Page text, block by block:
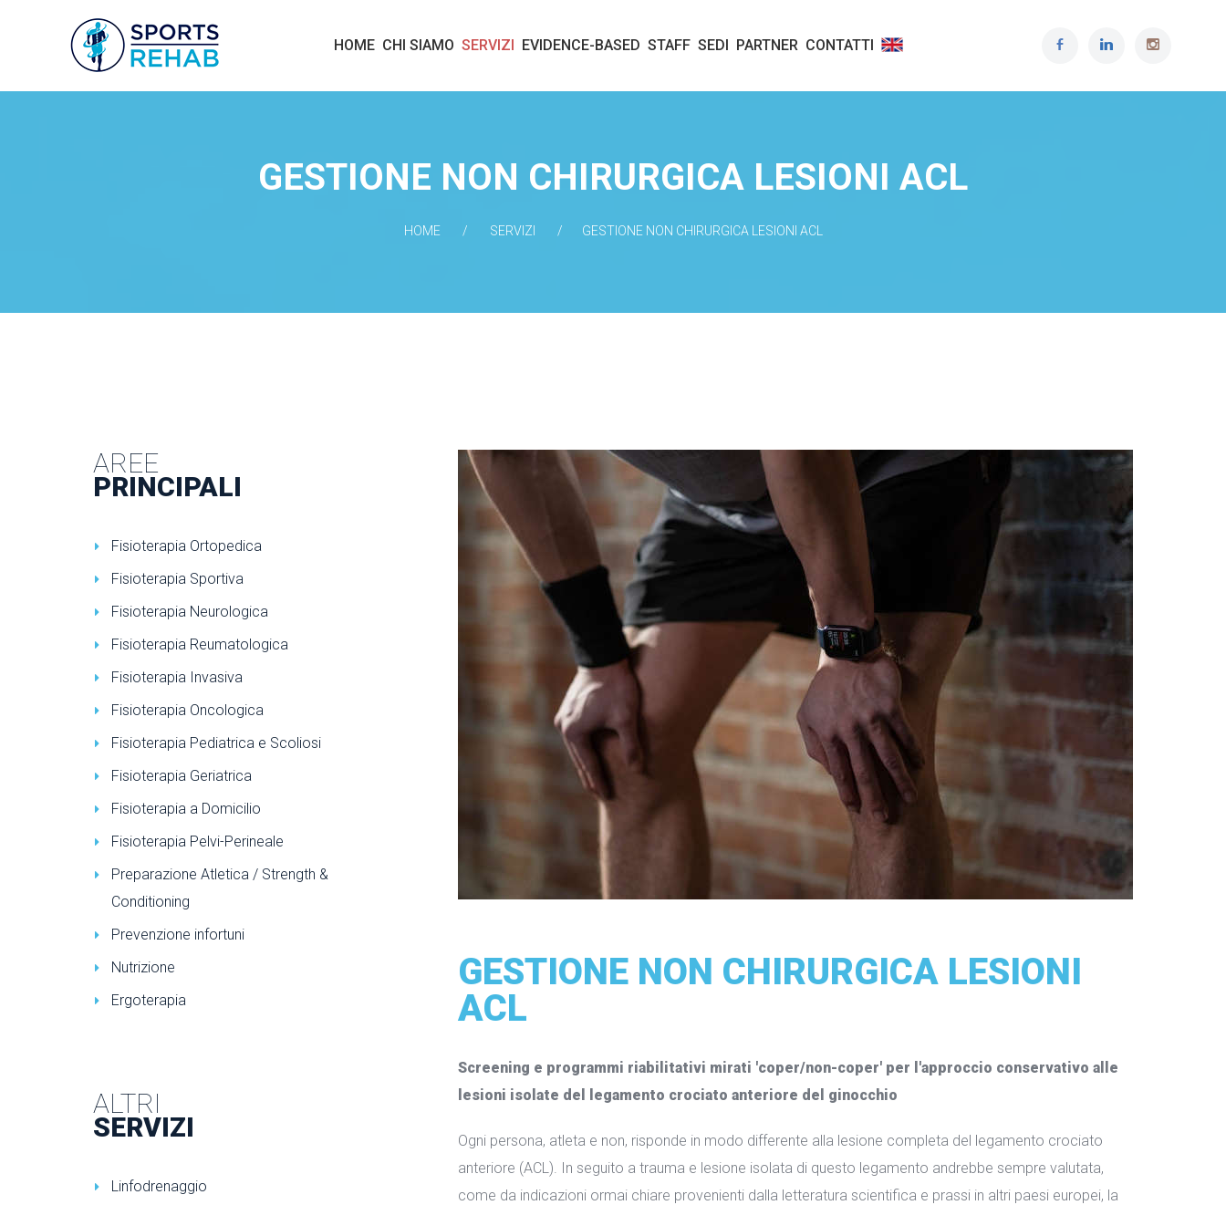
HOME CHI SIAMO SERVIZI EVIDENCE-BASED STAFF SEDI PARTNER CONTATTI
GESTIONE NON CHIRURGICA LESIONI ACL
HOME SERVIZI GESTIONE NON CHIRURGICA LESIONI ACL
GESTIONE NON CHIRURGICA LESIONI
ACL
Screening e programmi riabilitativi mirati 'coper/non-coper' per l'approccio conservativo alle
lesioni isolate del legamento crociato anteriore del ginocchio
Ogni persona, atleta e non, risponde in modo differente alla lesione completa del legamento crociato
anteriore (ACL). In seguito a trauma e lesione isolata di questo legamento andrebbe sempre valutata,
come da indicazioni ormai chiare provenienti dalla letteratura scientifica e prassi in altri paesi europei, la
AREE
PRINCIPALI
Fisioterapia Ortopedica
Fisioterapia Sportiva
Fisioterapia Neurologica
Fisioterapia Reumatologica
Fisioterapia Invasiva
Fisioterapia Oncologica
Fisioterapia Pediatrica e Scoliosi
Fisioterapia Geriatrica
Fisioterapia a Domicilio
Fisioterapia Pelvi-Perineale
Preparazione Atletica / Strength &
Conditioning
Prevenzione infortuni
Nutrizione
Ergoterapia
ALTRI
SERVIZI
Linfodrenaggio